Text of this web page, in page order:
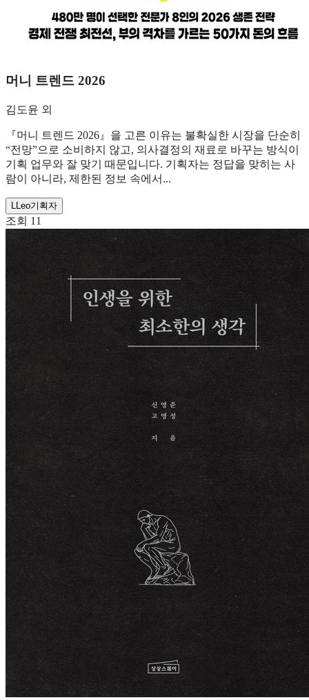
머니 트렌드 2026
김도윤 외
『머니 트렌드 2026』을 고른 이유는 불확실한 시장을 단순히
“전망”으로 소비하지 않고, 의사결정의 재료로 바꾸는 방식이
기획 업무와 잘 맞기 때문입니다. 기획자는 정답을 맞히는 사
람이 아니라, 제한된 정보 속에서...
LLeo기획자
조회 11